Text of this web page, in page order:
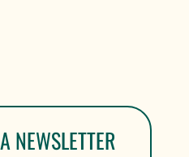
NEWSLETTER